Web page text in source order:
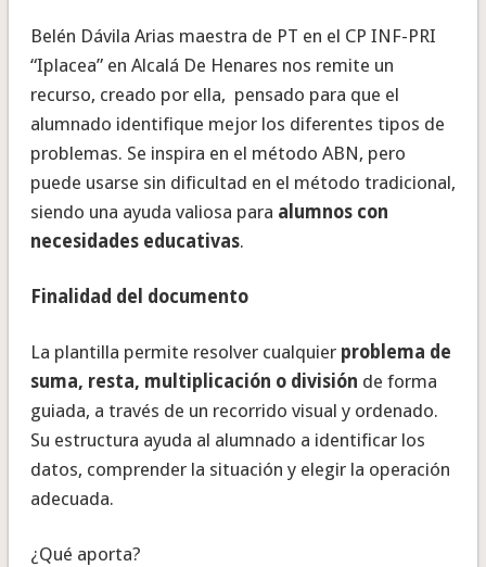
Belén Dávila Arias maestra de PT en el CP INF-PRI
“Iplacea” en Alcalá De Henares nos remite un
recurso, creado por ella, pensado para que el
alumnado identifique mejor los diferentes tipos de
problemas. Se inspira en el método ABN, pero
puede usarse sin dificultad en el método tradicional,
siendo una ayuda valiosa para alumnos con
necesidades educativas.
Finalidad del documento
La plantilla permite resolver cualquier problema de
suma, resta, multiplicación o división de forma
guiada, a través de un recorrido visual y ordenado.
Su estructura ayuda al alumnado a identificar los
datos, comprender la situación y elegir la operación
adecuada.
¿Qué aporta?